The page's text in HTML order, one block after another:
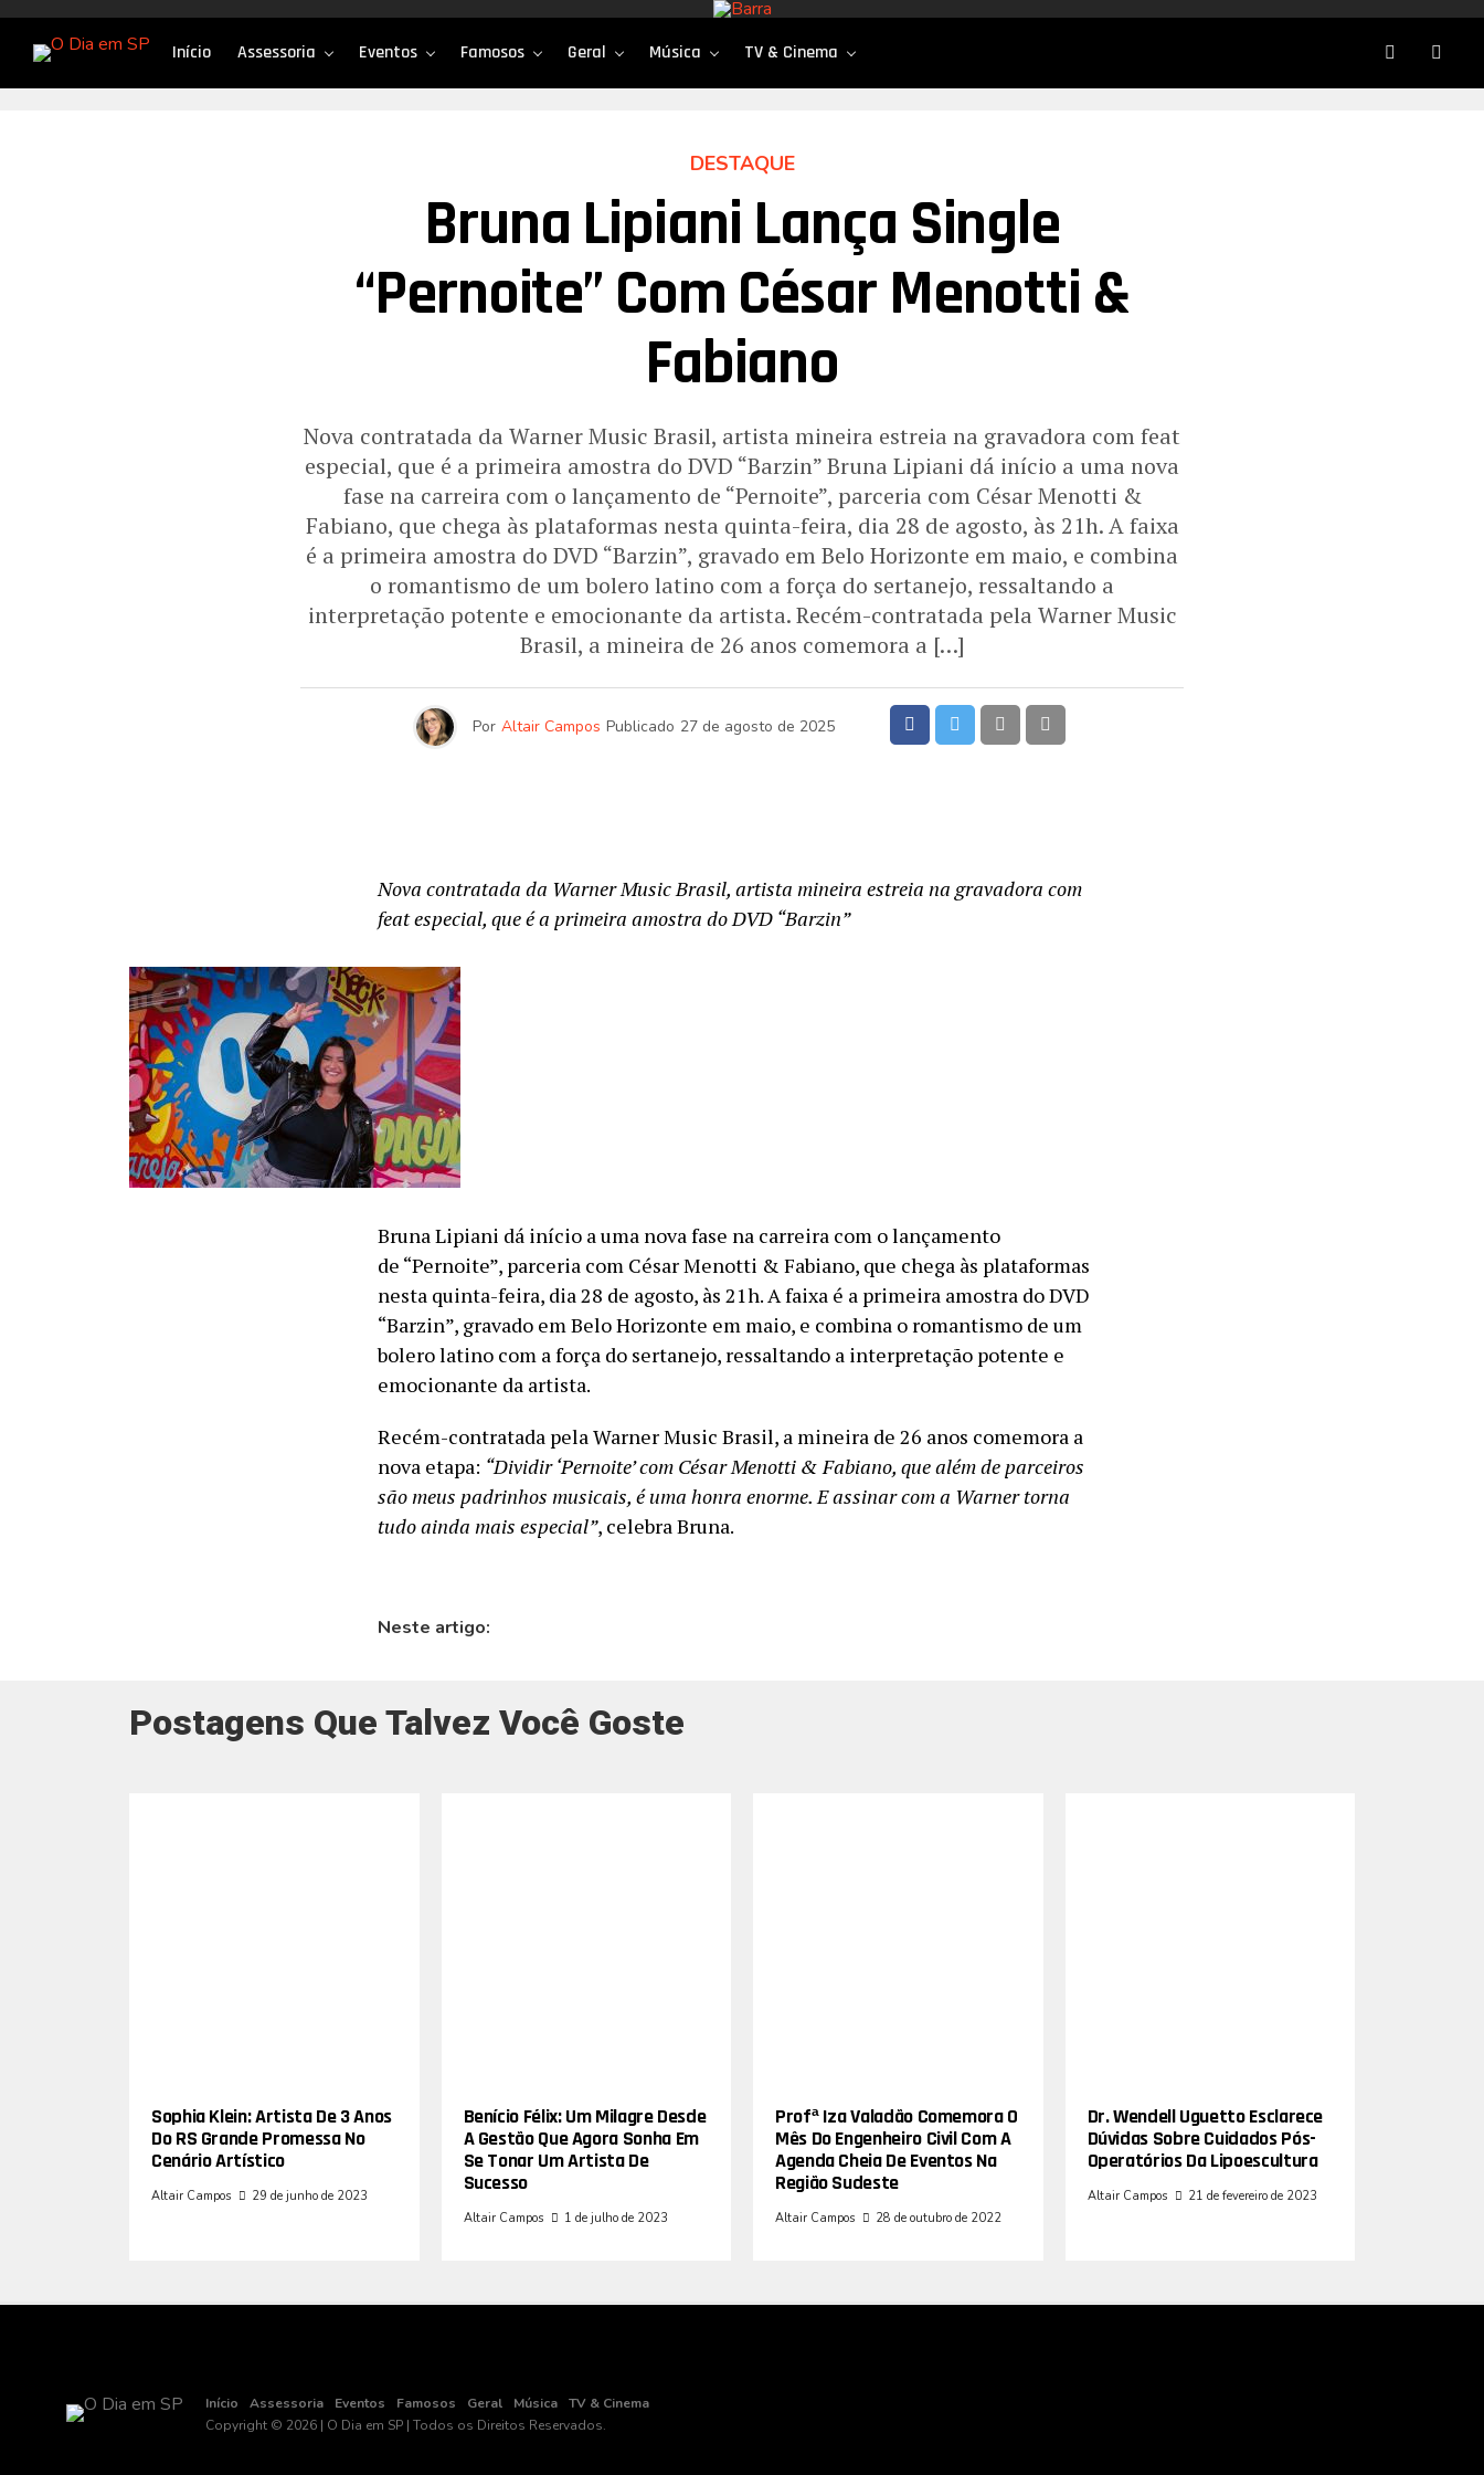
Início Assessoria Eventos Famosos Geral Música TV & Cinema
DESTAQUE
Bruna Lipiani Lança Single
“Pernoite” Com César Menotti &
Fabiano
Nova contratada da Warner Music Brasil, artista mineira estreia na gravadora com feat
especial, que é a primeira amostra do DVD “Barzin” Bruna Lipiani dá início a uma nova
fase na carreira com o lançamento de “Pernoite”, parceria com César Menotti &
Fabiano, que chega às plataformas nesta quinta-feira, dia 28 de agosto, às 21h. A faixa
é a primeira amostra do DVD “Barzin”, gravado em Belo Horizonte em maio, e combina
o romantismo de um bolero latino com a força do sertanejo, ressaltando a
interpretação potente e emocionante da artista. Recém-contratada pela Warner Music
Brasil, a mineira de 26 anos comemora a […]
Por Altair Campos Publicado 27 de agosto de 2025
Nova contratada da Warner Music Brasil, artista mineira estreia na gravadora com
feat especial, que é a primeira amostra do DVD “Barzin”
Bruna Lipiani dá início a uma nova fase na carreira com o lançamento
de “Pernoite”, parceria com César Menotti & Fabiano, que chega às plataformas
nesta quinta-feira, dia 28 de agosto, às 21h. A faixa é a primeira amostra do DVD
“Barzin”, gravado em Belo Horizonte em maio, e combina o romantismo de um
bolero latino com a força do sertanejo, ressaltando a interpretação potente e
emocionante da artista.
Recém-contratada pela Warner Music Brasil, a mineira de 26 anos comemora a
nova etapa: “Dividir ‘Pernoite’ com César Menotti & Fabiano, que além de parceiros
são meus padrinhos musicais, é uma honra enorme. E assinar com a Warner torna
tudo ainda mais especial”, celebra Bruna.
Neste artigo:
Postagens Que Talvez Você Goste
Sophia Klein: Artista De 3 Anos
Do RS Grande Promessa No
Cenário Artístico
Altair Campos 29 de junho de 2023
Benício Félix: Um Milagre Desde
A Gestão Que Agora Sonha Em
Se Tonar Um Artista De
Sucesso
Altair Campos 1 de julho de 2023
Profª Iza Valadão Comemora O
Mês Do Engenheiro Civil Com A
Agenda Cheia De Eventos Na
Região Sudeste
Altair Campos 28 de outubro de 2022
Dr. Wendell Uguetto Esclarece
Dúvidas Sobre Cuidados Pós-
Operatórios Da Lipoescultura
Altair Campos 21 de fevereiro de 2023
Início Assessoria Eventos Famosos Geral Música
TV & Cinema
Copyright © 2026 | O Dia em SP | Todos os Direitos Reservados.